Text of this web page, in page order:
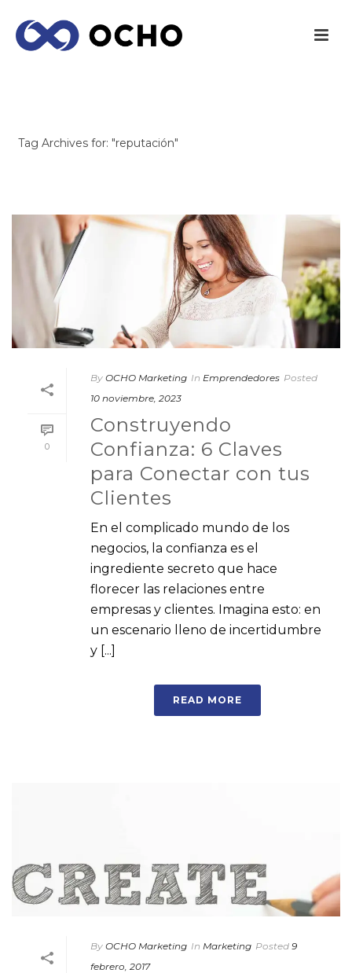
Tag Archives for: "reputación"
0
By OCHO Marketing In Emprendedores Posted
10 noviembre, 2023
Construyendo
Confianza: 6 Claves
para Conectar con tus
Clientes
En el complicado mundo de los
negocios, la confianza es el
ingrediente secreto que hace
florecer las relaciones entre
empresas y clientes. Imagina esto: en
un escenario lleno de incertidumbre
y [...]
READ MORE
By OCHO Marketing In Marketing Posted 9
febrero, 2017